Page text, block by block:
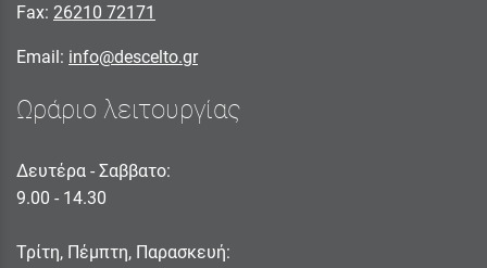
Fax: 26210 72171
Email: info@descelto.gr
Ωράριο λειτουργίας
Δευτέρα - Σαββατο:
9.00 - 14.30
Τρίτη, Πέμπτη, Παρασκευή: